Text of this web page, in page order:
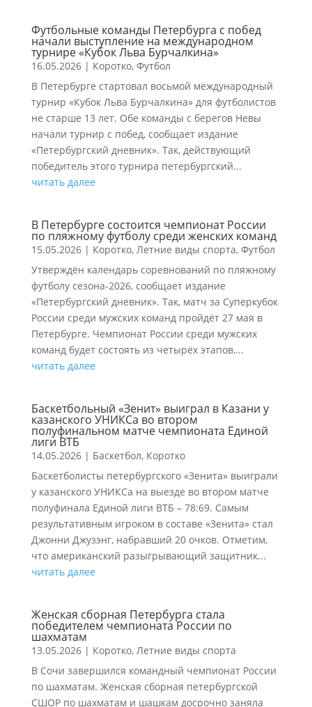
Футбольные команды Петербурга с побед
начали выступление на международном
турнире «Кубок Льва Бурчалкина»
16.05.2026| Коротко, Футбол
В Петербурге стартовал восьмой международный
турнир «Кубок Льва Бурчалкина» для футболистов
не старше 13 лет. Обе команды с берегов Невы
начали турнир с побед, сообщает издание
«Петербургский дневник». Так, действующий
победитель этого турнира петербургский...
читать далее
В Петербурге состоится чемпионат России
по пляжному футболу среди женских команд
15.05.2026| Коротко, Летние виды спорта, Футбол
Утверждён календарь соревнований по пляжному
футболу сезона-2026, сообщает издание
«Петербургский дневник». Так, матч за Суперкубок
России среди мужских команд пройдёт 27 мая в
Петербурге. Чемпионат России среди мужских
команд будет состоять из четырёх этапов,...
читать далее
Баскетбольный «Зенит» выиграл в Казани у
казанского УНИКСа во втором
полуфинальном матче чемпионата Единой
лиги ВТБ
14.05.2026| Баскетбол, Коротко
Баскетболисты петербургского «Зенита» выиграли
у казанского УНИКСа на выезде во втором матче
полуфинала Единой лиги ВТБ – 78:69. Самым
результативным игроком в составе «Зенита» стал
Джонни Джузэнг, набравший 20 очков. Отметим,
что американский разыгрывающий защитник...
читать далее
Женская сборная Петербурга стала
победителем чемпионата России по
шахматам
13.05.2026| Коротко, Летние виды спорта
В Сочи завершился командный чемпионат России
по шахматам. Женская сборная петербургской
СШОР по шахматам и шашкам досрочно заняла